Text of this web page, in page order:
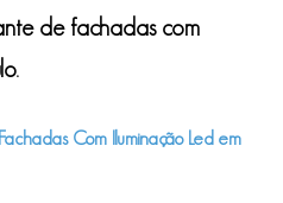
de fachadas com
.
Com Iluminação Led em